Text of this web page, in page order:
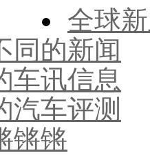
全球
同的新闻
车讯信息
汽车评测
锵锵